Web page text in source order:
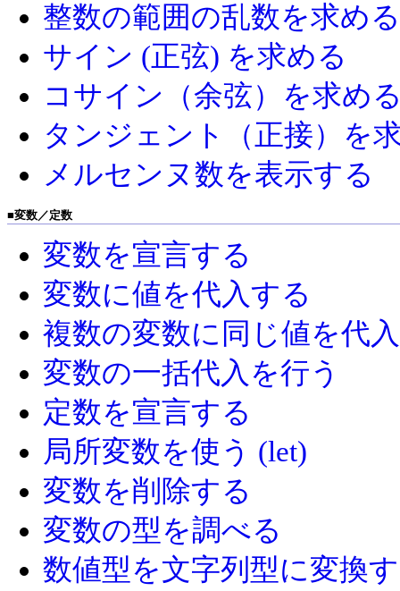
整数の範囲の乱数を求める
サイン (正弦) を求める
コサイン（余弦）を求め
タンジェント（正接）を
メルセンヌ数を表示する
■変数／定数
変数を宣言する
変数に値を代入する
複数の変数に同じ値を代
変数の一括代入を行う
定数を宣言する
局所変数を使う (let)
変数を削除する
変数の型を調べる
数値型を文字列型に変換